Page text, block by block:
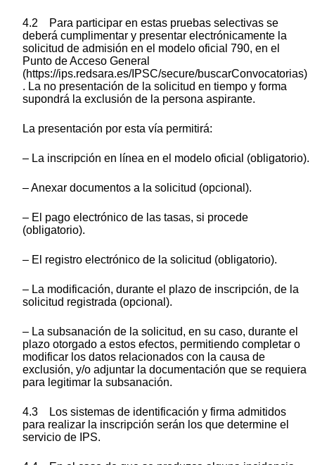
4.2 Para participar en estas pruebas selectivas se
deberá cumplimentar y presentar electrónicamente la
solicitud de admisión en el modelo oficial 790, en el
Punto de Acceso General
(https://ips.redsara.es/IPSC/secure/buscarConvocatorias)
. La no presentación de la solicitud en tiempo y forma
supondrá la exclusión de la persona aspirante.
La presentación por esta vía permitirá:
– La inscripción en línea en el modelo oficial (obligatorio).
– Anexar documentos a la solicitud (opcional).
– El pago electrónico de las tasas, si procede
(obligatorio).
– El registro electrónico de la solicitud (obligatorio).
– La modificación, durante el plazo de inscripción, de la
solicitud registrada (opcional).
– La subsanación de la solicitud, en su caso, durante el
plazo otorgado a estos efectos, permitiendo completar o
modificar los datos relacionados con la causa de
exclusión, y/o adjuntar la documentación que se requiera
para legitimar la subsanación.
4.3 Los sistemas de identificación y firma admitidos
para realizar la inscripción serán los que determine el
servicio de IPS.